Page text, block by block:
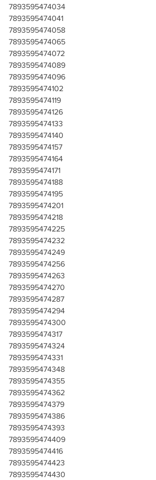
7893595474034
7893595474041
7893595474058
7893595474065
7893595474072
7893595474089
7893595474096
7893595474102
7893595474119
7893595474126
7893595474133
7893595474140
7893595474157
7893595474164
7893595474171
7893595474188
7893595474195
7893595474201
7893595474218
7893595474225
7893595474232
7893595474249
7893595474256
7893595474263
7893595474270
7893595474287
7893595474294
7893595474300
7893595474317
7893595474324
7893595474331
7893595474348
7893595474355
7893595474362
7893595474379
7893595474386
7893595474393
7893595474409
7893595474416
7893595474423
7893595474430